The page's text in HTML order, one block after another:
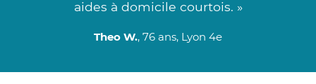
aides à domicile courtois. »
Theo W., 76 ans, Lyon 4e